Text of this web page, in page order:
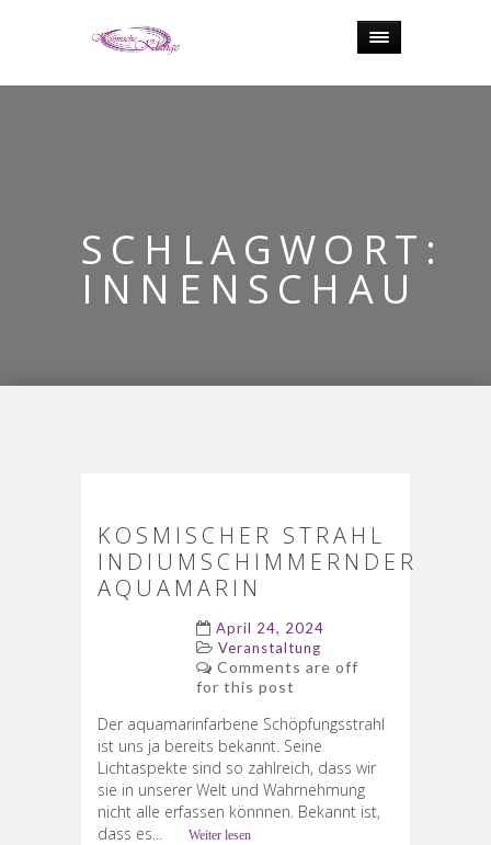
SCHLAGWORT:
INNENSCHAU
KOSMISCHER STRAHL
INDIUMSCHIMMERNDER
AQUAMARIN
April 24, 2024
Veranstaltung
Comments are off
for this post
Der aquamarinfarbene Schöpfungsstrahl
ist uns ja bereits bekannt. Seine
Lichtaspekte sind so zahlreich, dass wir
sie in unserer Welt und Wahrnehmung
nicht alle erfassen könnnen. Bekannt ist,
dass es...
Weiter lesen